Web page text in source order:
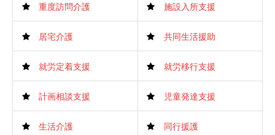
重度訪問介護 施設入所支援
居宅介護 共同生活援助
就労定着支援 就労移行支援
計画相談支援 児童発達支援
生活介護 同行援護